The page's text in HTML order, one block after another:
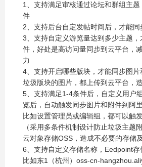
1、支持满足审核通过论坛和群组主
件
2、支持后台自定发帖时间后，才能
3、支持自定义游览量达到多少主题
件，好处是高访问量同步到云平台，
力
4、支持开启哪些版块，才能同步图片
垃圾版块的图片，都上传到云平台，
5、支持满足1-4条件后，自定义用户
览后，自动触发同步图片和附件到阿
比如设置管理员或编辑组，都可以触
（采用多条件机制设计防止垃圾主题
云对象存储OSS，造成不必要的存储
6、支持自定义存储名称，Eedpoint存
比如东1（杭州）oss-cn-